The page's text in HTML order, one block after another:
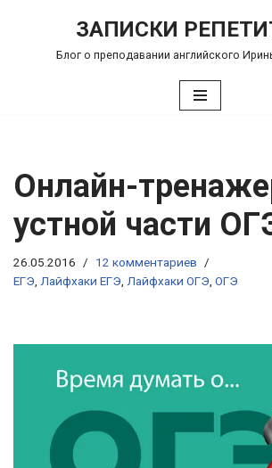
Перейти
ЗАПИСКИ
Блог о преподавании английского
Онлайн-
устной части
26.05.2016
12 комментариев
ЕГЭ Лайфхаки ЕГЭ Лайфхаки ОГЭ ОГЭ